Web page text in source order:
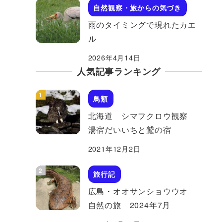
自然観察・旅からの気づき
雨のタイミングで現れたカエ
ル
2026年4月14日
人気記事ランキング
鳥類
北海道 シマフクロウ観察
湯宿だいいちと鷲の宿
2021年12月2日
旅行記
広島・オオサンショウウオ
自然の旅 2024年7月